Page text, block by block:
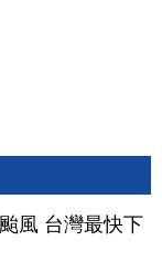
風 台灣最快下